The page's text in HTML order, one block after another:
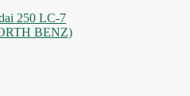
250 LC-7
BENZ)